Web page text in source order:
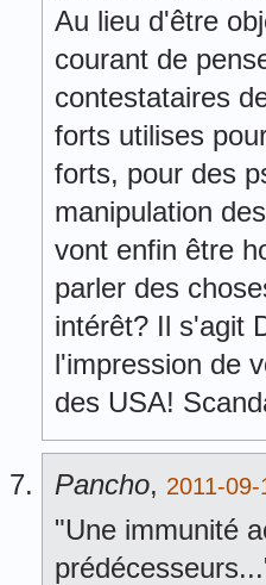
Au lieu d'être
courant de
contestataires
forts utilises
forts, pour des
manipulation
vont enfin être
parler des
intérêt? Il s'agit
l'impression de
des USA!
Pancho, 2011-
"Une immunité